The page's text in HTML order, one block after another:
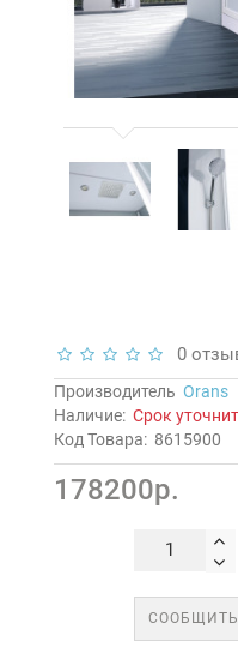
0
Производитель Orans
Наличие: Срок
Код Товара: 8615900
178200р.